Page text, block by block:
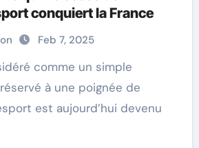
conquiert la France
Feb 7, 2025
à une poignée de
est aujourd’hui devenu